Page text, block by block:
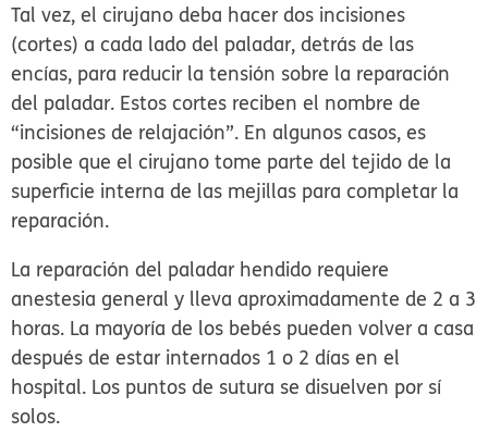
Tal vez, el cirujano deba hacer dos incisiones
(cortes) a cada lado del paladar, detrás de las
encías, para reducir la tensión sobre la reparación
del paladar. Estos cortes reciben el nombre de
“incisiones de relajación”. En algunos casos, es
posible que el cirujano tome parte del tejido de la
superficie interna de las mejillas para completar la
reparación.
La reparación del paladar hendido requiere
anestesia general y lleva aproximadamente de 2 a 3
horas. La mayoría de los bebés pueden volver a casa
después de estar internados 1 o 2 días en el
hospital. Los puntos de sutura se disuelven por sí
solos.